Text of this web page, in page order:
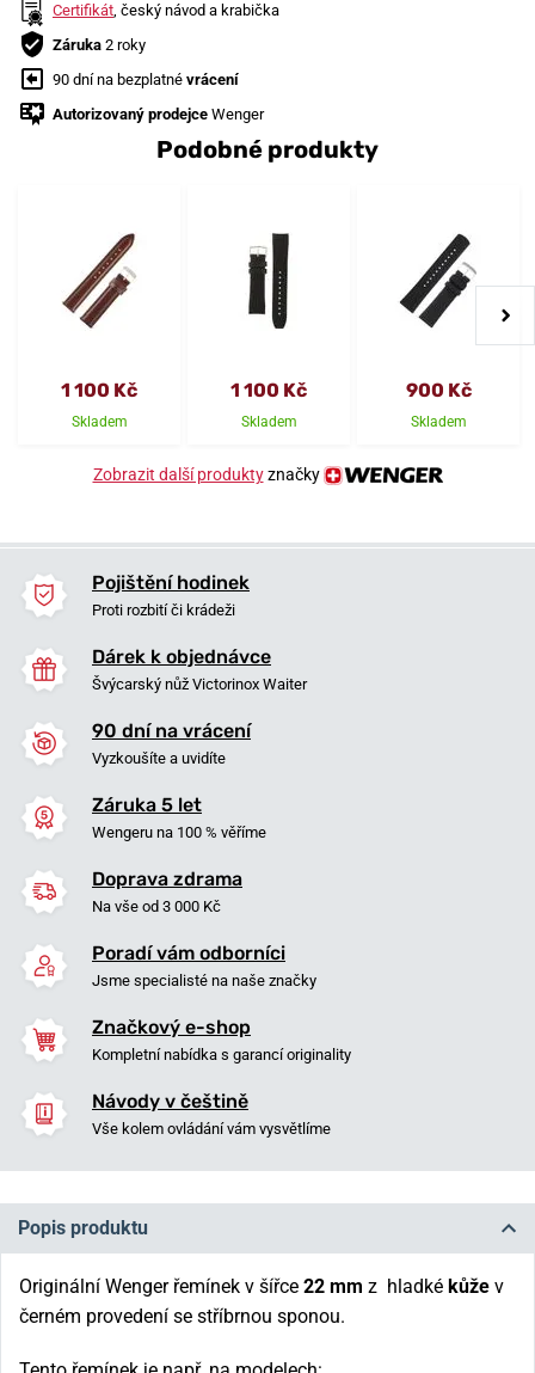
Certifikát, český návod a krabička
Záruka 2 roky
90 dní na bezplatné vrácení
Autorizovaný prodejce Wenger
Podobné produkty
1 100 Kč
Skladem
1 100 Kč
Skladem
900 Kč
Skladem
Zobrazit další produktyznačky
Pojištění hodinek
Proti rozbití či krádeži
Dárek k objednávce
Švýcarský nůž Victorinox Waiter
90 dní na vrácení
Vyzkoušíte a uvidíte
Záruka 5 let
Wengeru na 100 % věříme
Doprava zdrama
Na vše od 3 000 Kč
Poradí vám odborníci
Jsme specialisté na naše značky
Značkový e-shop
Kompletní nabídka s garancí originality
Návody v češtině
Vše kolem ovládání vám vysvětlíme
Popis produktu
Originální Wenger řemínek v šířce 22 mm z hladké kůže v
černém provedení se stříbrnou sponou.